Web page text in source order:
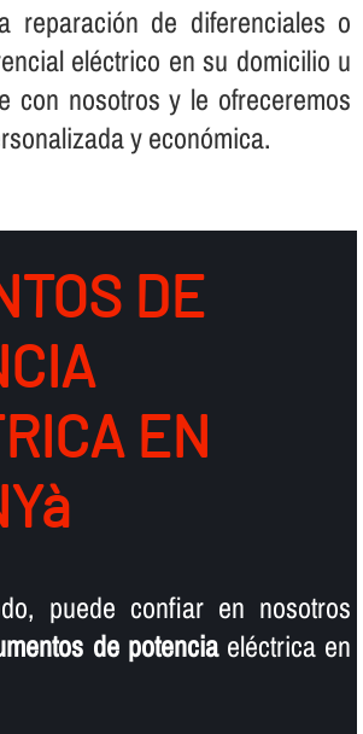
reparación de diferenciales o
eléctrico en su domicilio u
con nosotros y le ofreceremos
y económica.
DE
EN
puede confiar en nosotros
de potenciaeléctrica en